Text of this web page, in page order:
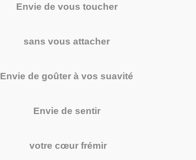
Envie de vous toucher
sans vous attacher
Envie de goûter à vos suavité
Envie de sentir
votre cœur frémir